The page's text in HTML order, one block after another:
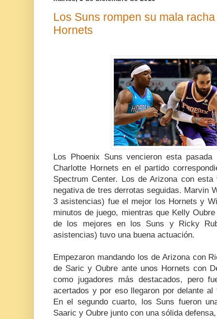
Los Suns rompen su mala
Hornets
Los Phoenix Suns vencieron esta
Charlotte Hornets en el partido
Spectrum Center. Los de Arizona con
negativa de tres derrotas seguidas. Marvin
3 asistencias) fue el mejor los Hornets y
minutos de juego, mientras que Kelly
de los mejores en los Suns y Ricky
asistencias) tuvo una buena actuación.
Empezaron mandando los de Arizona con
de Saric y Oubre ante unos Hornets con
como jugadores más destacados, pero
acertados y por eso llegaron por delante
En el segundo cuarto, los Suns fueron
Saaric y Oubre junto con una sólida